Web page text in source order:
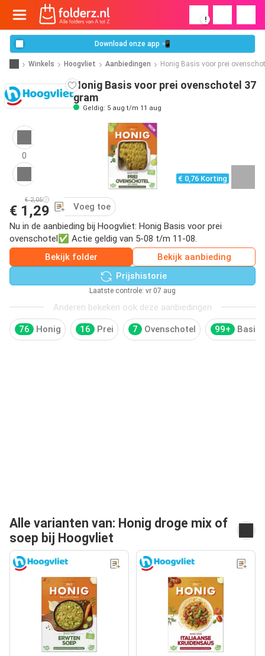
!
Download onze app 📲
Winkels Hoogvliet Aanbiedingen Honig Basis voor prei
Honig Basis voor prei ovenschotel 37
gram
Geldig: 5 aug t/m 11 aug
0
€ 0,76 Korting
€ 2,05
€ 1,29
Voeg toe
Nu in de aanbieding bij Hoogvliet: Honig Basis voor prei
ovenschotel✅ Actie geldig van 5-08 t/m 11-08.
Bekijk folder
Bekijk aanbieding
Prijshistorie
Laatste controle: vr 07 aug
Anderen bekeken ook deze aanbiedingen
76 Honig 16 Prei 7 Ovenschotel 99+ Basis
Alle varianten van: Honig droge mix of
soep bij Hoogvliet